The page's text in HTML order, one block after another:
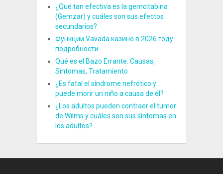
¿Qué tan efectiva es la gemcitabina
(Gemzar) y cuáles son sus efectos
secundarios?
Функции Vavada казино в 2026 году
подробности
Qué es el Bazo Errante: Causas,
Síntomas, Tratamiento
¿Es fatal el síndrome nefrótico y
puede morir un niño a causa de él?
¿Los adultos pueden contraer el tumor
de Wilms y cuáles son sus síntomas en
los adultos?